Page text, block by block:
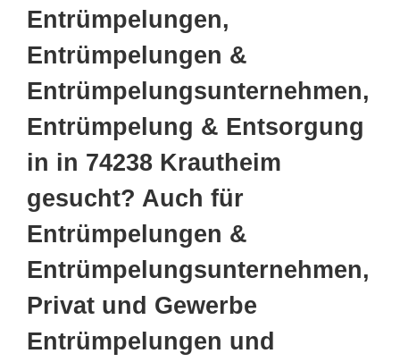
Entrümpelungen,
Entrümpelungen &
Entrümpelungsunternehmen,
Entrümpelung & Entsorgung
in in 74238 Krautheim
gesucht? Auch für
Entrümpelungen &
Entrümpelungsunternehmen,
Privat und Gewerbe
Entrümpelungen und